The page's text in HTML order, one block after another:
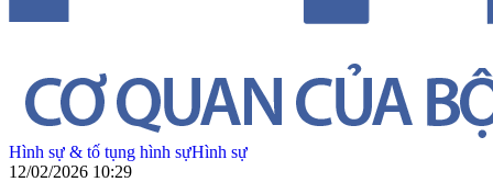
Hình sự & tố tụng hình sựHình sự
12/02/2026 10:29